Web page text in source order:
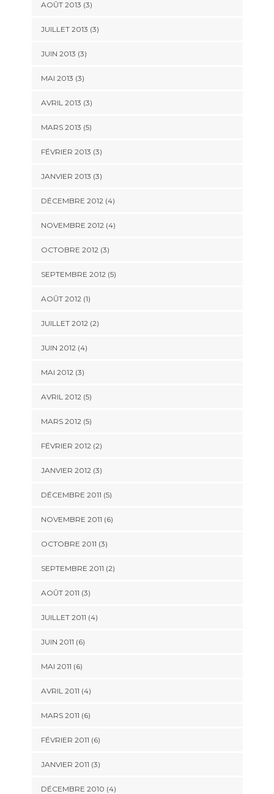
AOÛT 2013 (3)
JUILLET 2013 (3)
JUIN 2013 (3)
MAI 2013 (3)
AVRIL 2013 (3)
MARS 2013 (5)
FÉVRIER 2013 (3)
JANVIER 2013 (3)
DÉCEMBRE 2012(4)
NOVEMBRE 2012(4)
OCTOBRE 2012(3)
SEPTEMBRE 2012(5)
AOÛT 2012(1)
JUILLET 2012(2)
JUIN 2012(4)
MAI 2012(3)
AVRIL 2012(5)
MARS 2012(5)
FÉVRIER 2012(2)
JANVIER 2012(3)
DÉCEMBRE 2011 (5)
NOVEMBRE 2011 (6)
OCTOBRE 2011 (3)
SEPTEMBRE 2011 (2)
AOÛT 2011 (3)
JUILLET 2011 (4)
JUIN 2011 (6)
MAI 2011 (6)
AVRIL 2011 (4)
MARS 2011 (6)
FÉVRIER 2011 (6)
JANVIER 2011 (3)
DÉCEMBRE 2010 (4)